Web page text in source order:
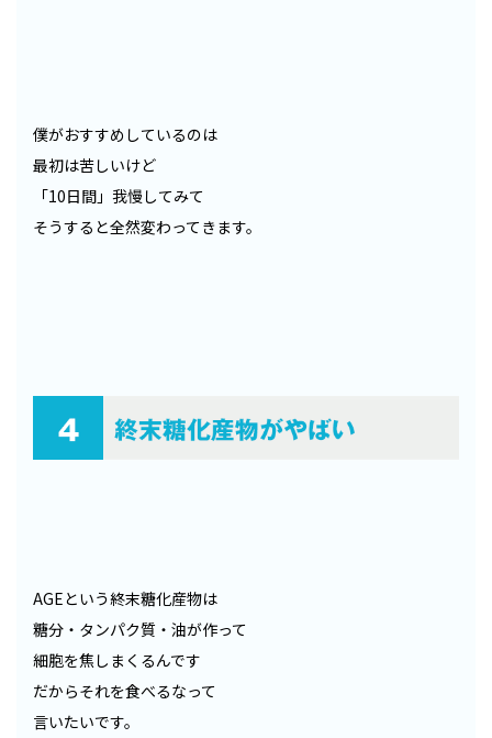
僕がおすすめしているのは
最初は苦しいけど
「10日間」我慢してみて
そうすると全然変わってきます。
AGEという終末糖化産物は
糖分・タンパク質・油が作って
細胞を焦しまくるんです
だからそれを食べるなって
言いたいです。